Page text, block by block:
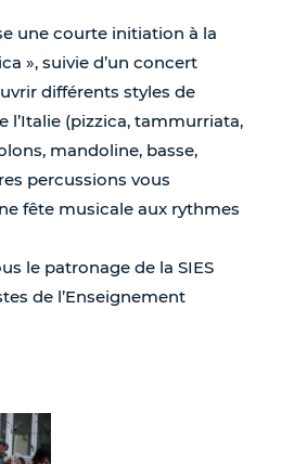
une courte initiation à la
», suivie d’un concert
différents styles de
l’Italie (pizzica, tammurriata,
mandoline, basse,
percussions vous
fête musicale aux rythmes
le patronage de la SIES
de l’Enseignement